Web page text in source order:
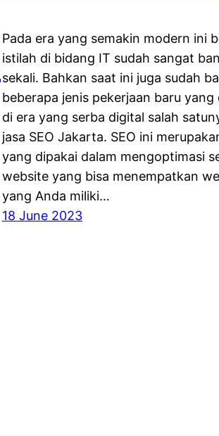
Pada era yang semakin modern ini
istilah di bidang IT sudah sangat
sekali. Bahkan saat ini juga sudah
beberapa jenis pekerjaan baru yang
di era yang serba digital salah
jasa SEO Jakarta. SEO ini
yang dipakai dalam mengoptimasi
website yang bisa menempatkan
yang Anda miliki…
18 June 2023